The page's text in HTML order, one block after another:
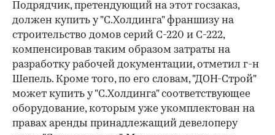
Подрядчик, претендующий на этот госзаказ,
должен купить у "С.Холдинга" франшизу на
строительство домов серий С-220 и С-222,
компенсировав таким образом затраты на
разработку рабочей документации, отметил г-н
Шепель. Кроме того, по его словам, "ДОН-Строй"
может купить у "С.Холдинга" соответствующее
оборудование, которым уже укомплектован на
правах аренды принадлежащий девелоперу